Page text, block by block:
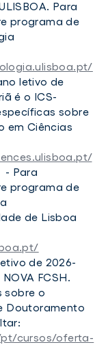
Para
programa de
letivo de
é o ICS-
sobre
em Ciências
- Para
programa de
de Lisboa
de 2026-
FCSH.
sobre o
Doutoramento
cursos/oferta-